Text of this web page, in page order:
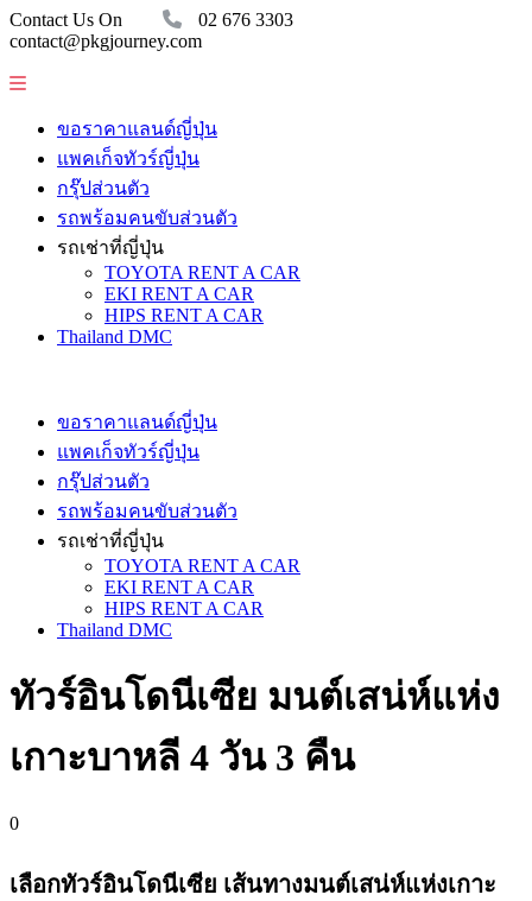
Contact Us On
02 676 3303
contact@pkgjourney.com
ขอราคาแลนด์ญี่ปุ่น
แพคเก็จทัวร์ญี่ปุ่น
กรุ๊ปส่วนตัว
รถพร้อมคนขับส่วนตัว
รถเช่าที่ญี่ปุ่น
TOYOTA RENT A CAR
EKI RENT A CAR
HIPS RENT A CAR
Thailand DMC
ขอราคาแลนด์ญี่ปุ่น
แพคเก็จทัวร์ญี่ปุ่น
กรุ๊ปส่วนตัว
รถพร้อมคนขับส่วนตัว
รถเช่าที่ญี่ปุ่น
TOYOTA RENT A CAR
EKI RENT A CAR
HIPS RENT A CAR
Thailand DMC
ทัวร์อินโดนีเซีย มนต์เสน่ห์แห่ง
เกาะบาหลี 4 วัน 3 คืน
0
เลือกทัวร์อินโดนีเซีย เส้นทางมนต์เสน่ห์แห่งเกาะ